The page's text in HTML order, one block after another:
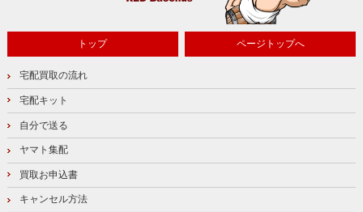
トップ ページトップへ
宅配買取の流れ
宅配キット
自分で送る
ヤマト集配
買取お申込書
キャンセル方法